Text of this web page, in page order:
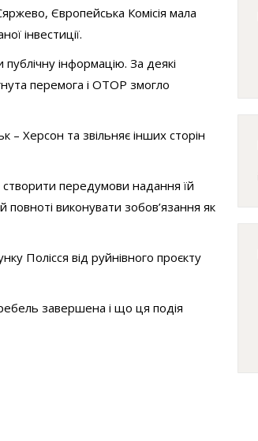
Європейська Комісія мала
інвестиції.
інформацію. За деякі
перемога і OTOP змогло
Херсон та звільняє інших сторін
створити передумови надання їй
виконувати зобов’язання як
Полісся від руйнівного проєкту
завершена і що ця подія